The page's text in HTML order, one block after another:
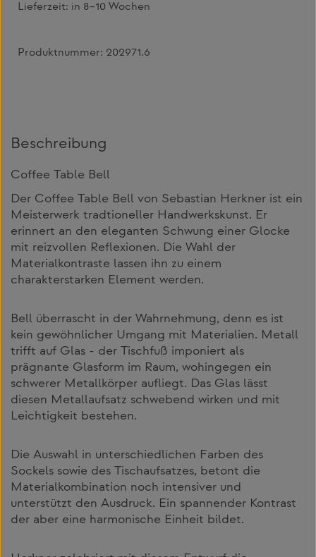
Lieferzeit: in 8–10 Wochen
Produktnummer: 202971.6
Beschreibung
Coffee Table Bell
Der Coffee Table Bell von Sebastian Herkner ist ein
Meisterwerk tradtioneller Handwerkskunst. Er
erinnert an den eleganten Schwung einer Glocke
mit reizvollen Reflexionen. Die Wahl der
Materialkontraste lassen ihn zu einem
charakterstarken Element werden.
Bell überrascht in der Wahrnehmung, denn es ist
kein gewöhnlicher Umgang mit Materialien. Metall
trifft auf Glas - der Tischfuß imponiert als
prägnante Glasform im Raum, wohingegen ein
schwerer Metallkörper aufliegt. Das Glas lässt
diesen Metallaufsatz schwebend wirken und mit
Leichtigkeit bestehen.
Die Auswahl in unterschiedlichen Farben des
Sockels sowie des Tischaufsatzes, betont die
Materialkombination noch intensiver und
unterstützt den Ausdruck. Ein spannender Kontrast
der aber eine harmonische Einheit bildet.